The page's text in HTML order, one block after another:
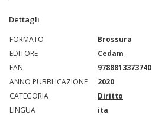
Dettagli
FORMATO
Brossura
EDITORE
Cedam
EAN
9788813373740
ANNO PUBBLICAZIONE
2020
CATEGORIA
Diritto
LINGUA
ita